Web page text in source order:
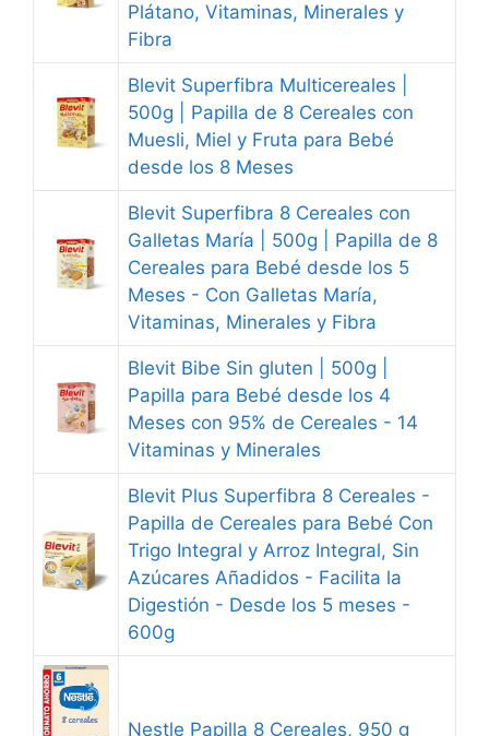
Plátano, Vitaminas, Minerales y
Fibra
Blevit Superfibra Multicereales |
500g | Papilla de 8 Cereales con
Muesli, Miel y Fruta para Bebé
desde los 8 Meses
Blevit Superfibra 8 Cereales con
Galletas María | 500g | Papilla de 8
Cereales para Bebé desde los 5
Meses - Con Galletas María,
Vitaminas, Minerales y Fibra
Blevit Bibe Sin gluten | 500g |
Papilla para Bebé desde los 4
Meses con 95% de Cereales - 14
Vitaminas y Minerales
Blevit Plus Superfibra 8 Cereales -
Papilla de Cereales para Bebé Con
Trigo Integral y Arroz Integral, Sin
Azúcares Añadidos - Facilita la
Digestión - Desde los 5 meses -
600g
Nestle Papilla 8 Cereales, 950 g